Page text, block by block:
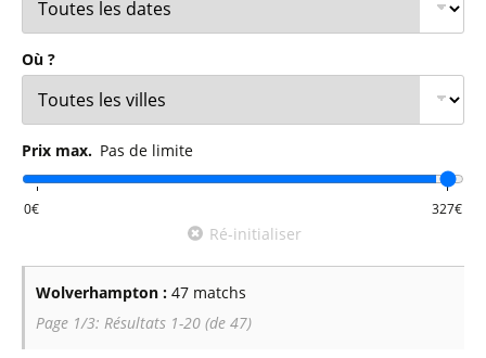
Où ?
Prix max. Pas de limite
Ré-initialiser
Wolverhampton : 47 matchs
Page 1/3: Résultats 1-20 (de 47)